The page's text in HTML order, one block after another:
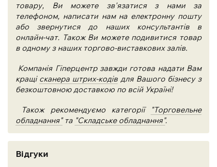
товару, Ви можете зв'язатися з нами за
телефоном, написати нам на електронну пошту
або звернутися до наших консультантів в
онлайн-чат. Також Ви можете подивитися товар
в одному з наших торгово-виставкових залів.
Компанія Гіперцентр завжди готова надати Вам
кращі сканера штрих-кодівдля Вашого бізнесу з
безкоштовною доставкою по всій Україні!
Також рекомендуємо категорії "Торговельне
обладнання"та "Складське обладнання".
Відгуки